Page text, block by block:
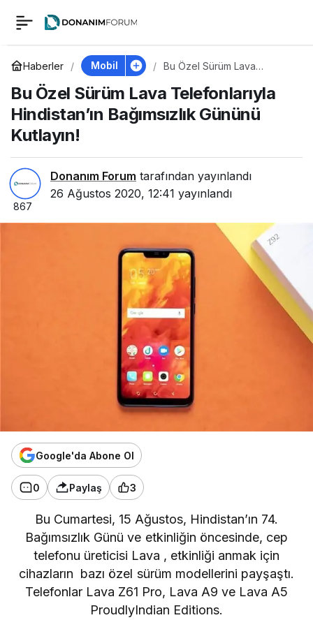
Haberler Mobil
Bu Özel Sürüm Lava
Bağımsızlık Gününü Kutlayın!
Bu Özel Sürüm Lava Telefonlarıyla
Hindistan’ın Bağımsızlık Gününü
Kutlayın!
Donanım Forum tarafından yayınlandı
26 Ağustos 2020, 12:41 yayınlandı
867
Google'da Abone Ol
0 Paylaş 3
Bu Cumartesi, 15 Ağustos, Hindistan’ın 74.
Bağımsızlık Günü ve etkinliğin öncesinde, cep
telefonu üreticisi Lava , etkinliği anmak için
cihazların bazı özel sürüm modellerini payşaştı.
Telefonlar Lava Z61 Pro, Lava A9 ve Lava A5
ProudlyIndian Editions.
Bu Özel Sürüm Lava
Telefonlarıyla
Hindistan’ın
Bağımsızlık Gününü
Kutlayın!